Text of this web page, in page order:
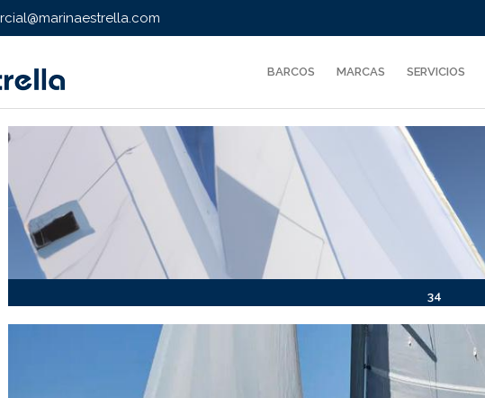
BARCOS MARCAS SERVICIOS
34